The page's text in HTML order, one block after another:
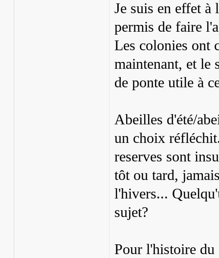
Je suis en effet à
permis de faire
Les colonies ont
maintenant, et le
de ponte utile à
Abeilles d'été/
un choix
reserves sont
tôt ou tard,
l'hivers...
sujet?
Pour l'histoire du